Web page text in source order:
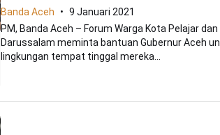
Banda Aceh
9 Januari 2021
PM, Banda Aceh – Forum Warga Kota Pelajar
Darussalam meminta bantuan Gubernur Aceh
lingkungan tempat tinggal mereka...